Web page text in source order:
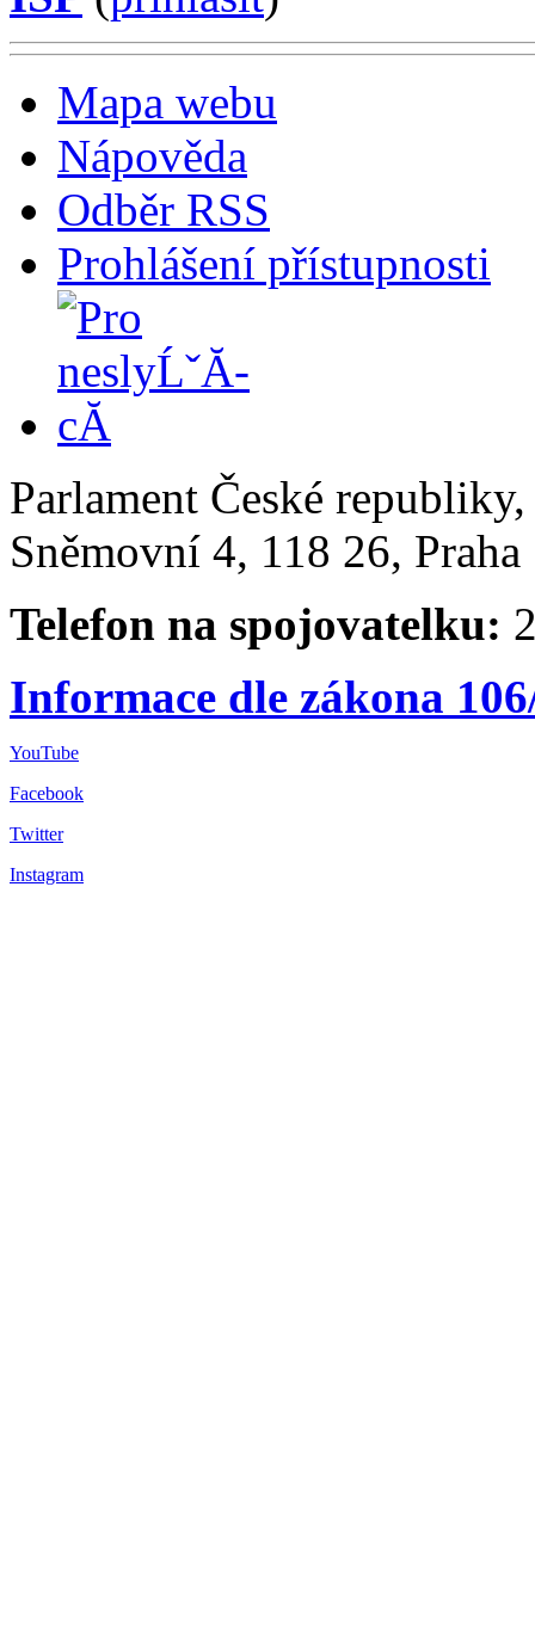
Mapa webu
Nápověda
Odběr RSS
Prohlášení přístupnosti
Parlament České
Sněmovní 4, 118 26,
Telefon na spojovatelku:
Informace dle zákona
YouTube
Facebook
Twitter
Instagram